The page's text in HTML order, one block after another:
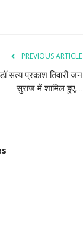
PREVIOUS ARTICLE
सत्य प्रकाश तिवारी जन
सुराज में शामिल हुए,...